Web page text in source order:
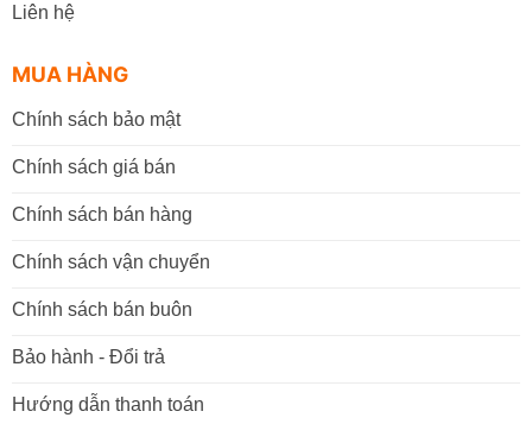
Liên hệ
MUA HÀNG
Chính sách bảo mật
Chính sách giá bán
Chính sách bán hàng
Chính sách vận chuyển
Chính sách bán buôn
Bảo hành - Đổi trả
Hướng dẫn thanh toán